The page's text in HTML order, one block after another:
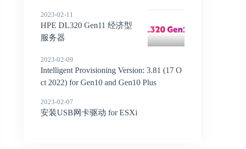
2023-02-11
HPE DL320 Gen11 经济型
服务器
2023-02-09
Intelligent Provisioning Version: 3.81 (17 O
ct 2022) for Gen10 and Gen10 Plus
2023-02-07
安装USB网卡驱动 for ESXi